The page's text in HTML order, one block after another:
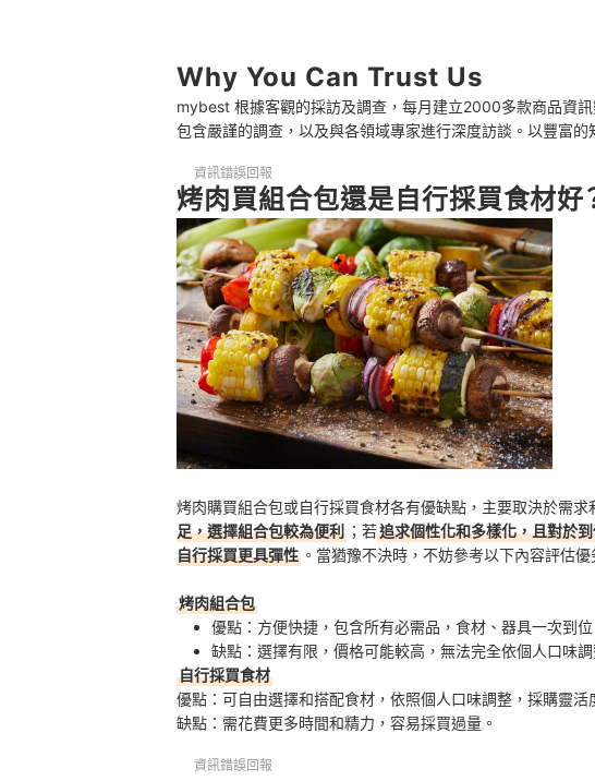
從人氣品牌著手
烤肉組合 推薦排行榜
吃素可以準備什麼烤肉食材？
烤肉組合需要提早預訂嗎？
連同烤肉用具、醬料一起打點！
Why You Can Trust Us
mybest 根據客觀的採訪及調查，每月建立2000多款商品資
包含嚴謹的調查，以及與各領域專家進行深度訪談。以豐富
資訊錯誤回報
烤肉買組合包還是自行採買食材好
烤肉購買組合包或自行採買食材各有優缺點，主要取決於需
足，選擇組合包較為便利 ；若追求個性化和多樣化，且對於
自行採買更具彈性 。當猶豫不決時，不妨參考以下內容評估
烤肉組合包
優點：方便快捷，包含所有必需品，食材、器具一次到位
缺點：選擇有限，價格可能較高，無法完全依個人口味調
自行採買食材
優點：可自由選擇和搭配食材，依照個人口味調整，採購靈活
缺點：需花費更多時間和精力，容易採買過量。
資訊錯誤回報